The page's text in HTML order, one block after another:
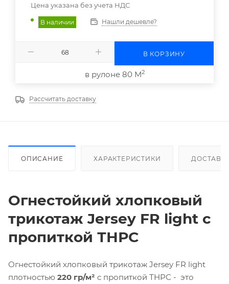
Цена указана без учета НДС
В наличии Нашли дешевле?
В КОРЗИНУ
в рулоне 80 М2
Рассчитать доставку
ОПИСАНИЕ ХАРАКТЕРИСТИКИ
Огнестойкий хлопковый
трикотаж Jersey FR light с
пропиткой ТНРС
Огнестойкий хлопковый трикотаж Jersey FR light
плотностью 220 гр/м² с пропиткой ТНРС - это